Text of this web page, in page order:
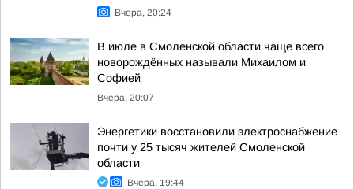
Вчера, 20:24
В июле в Смоленской области чаще всего
новорождённых называли Михаилом и
Софией
Вчера, 20:07
Энергетики восстановили электроснабжение
почти у 25 тысяч жителей Смоленской
области
Вчера, 19:44